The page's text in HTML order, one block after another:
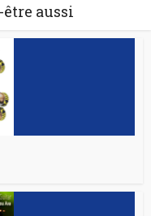
aussi